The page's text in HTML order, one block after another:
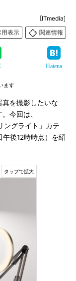
[ITmedia]
用表示
関連情報
Hatena
ます
を撮影したいな
今回は、
ングライト」カテ
後12時時点）を紹